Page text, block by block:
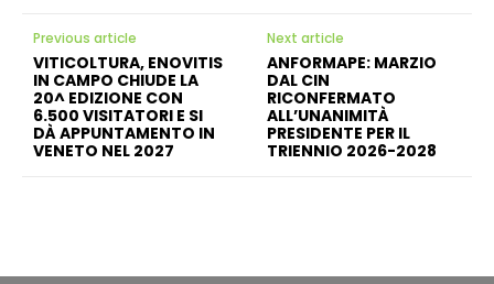
Previous article
VITICOLTURA, ENOVITIS
IN CAMPO CHIUDE LA
20^ EDIZIONE CON
6.500 VISITATORI E SI
DÀ APPUNTAMENTO IN
VENETO NEL 2027
Next article
ANFORMAPE: MARZIO
DAL CIN
RICONFERMATO
ALL’UNANIMITÀ
PRESIDENTE PER IL
TRIENNIO 2026-2028